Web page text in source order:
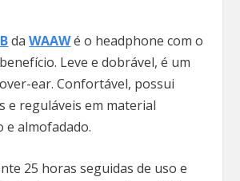
daWAAWé o headphone com o
Leve e dobrável, é um
ear. Confortável, possui
e reguláveis em material
e almofadado.
25 horas seguidas de uso e